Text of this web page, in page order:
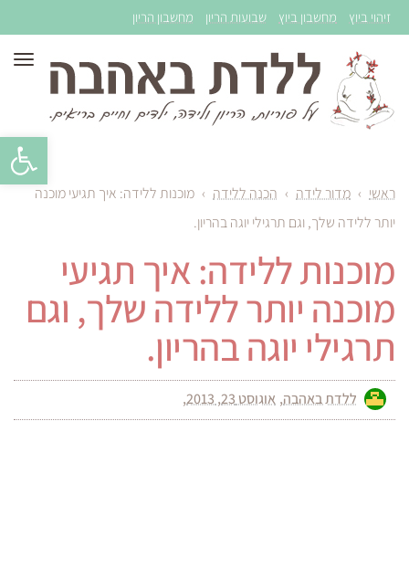
זיהוי ביוץ מחשבון ביוץ שבועות הריון מחשבון הריון
ראשי › מדור לידה › הכנה ללידה › מוכנות ללידה: איך תגיעי מוכנה
יותר ללידה שלך, וגם תרגילי יוגה בהריון.
מוכנות ללידה: איך תגיעי
מוכנה יותר ללידה שלך, וגם
תרגילי יוגה בהריון.
ללדת באהבה אוגוסט 23, 2013
פתח